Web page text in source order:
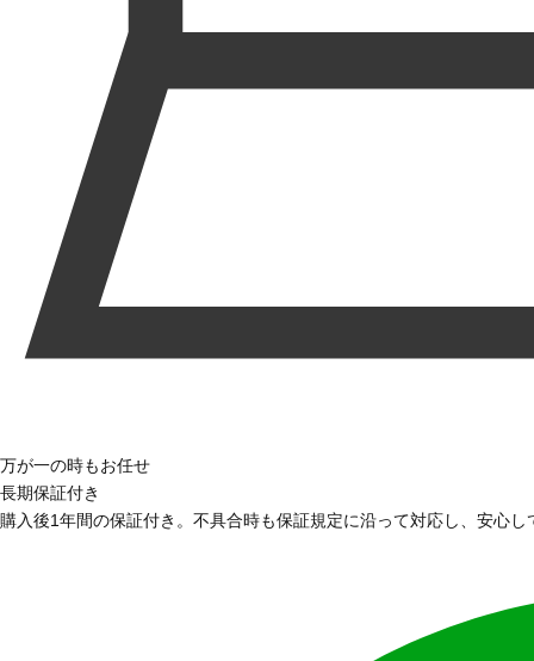
万が一の時もお任せ
長期保証付き
購入後1年間の保証付き。不具合時も保証規定に沿って対応し、安心